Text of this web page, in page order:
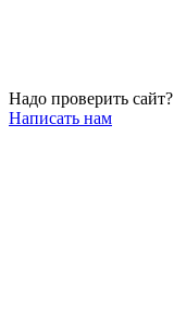
Надо проверить сайт?
Написать нам